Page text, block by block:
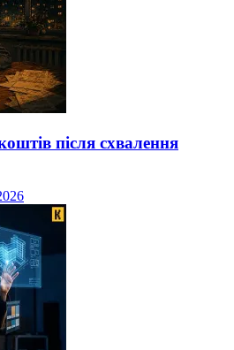
після схвалення